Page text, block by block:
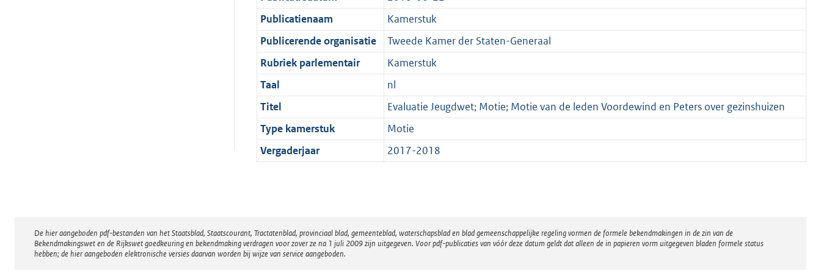
Publicatienaam
Kamerstuk
Publicerende organisatie
Tweede Kamer der Staten-Generaal
Rubriek parlementair
Kamerstuk
Taal
nl
Titel
Evaluatie Jeugdwet; Motie; Motie van de leden Voordewind en Peters over gezinshuizen
Type kamerstuk
Motie
Vergaderjaar
2017-2018
Disclaimer
De hier aangeboden pdf-bestanden van het Staatsblad, Staatscourant, Tractatenblad, provinciaal blad, gemeenteblad, waterschapsblad en blad gemeenschappelijke regeling vormen de formele bekendmakingen in de zin van de
Bekendmakingswet en de Rijkswet goedkeuring en bekendmaking verdragen voor zover ze na 1 juli 2009 zijn uitgegeven. Voor pdf-publicaties van vóór deze datum geldt dat alleen de in papieren vorm uitgegeven bladen formele status
hebben; de hier aangeboden elektronische versies daarvan worden bij wijze van service aangeboden.